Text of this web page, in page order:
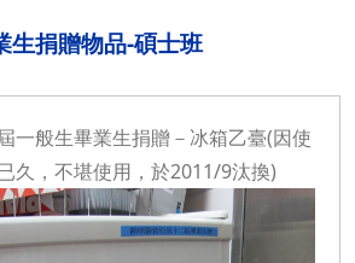
生捐贈物品-碩士班
一般生畢業生捐贈－冰箱乙臺(因使
久，不堪使用，於2011/9汰換)